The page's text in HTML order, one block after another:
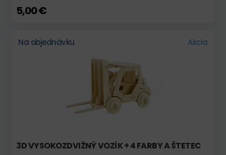
5,00 €
Na objednávku Akcia
3D VYSOKOZDVIŽNÝ VOZÍK + 4 FARBY A ŠTETEC